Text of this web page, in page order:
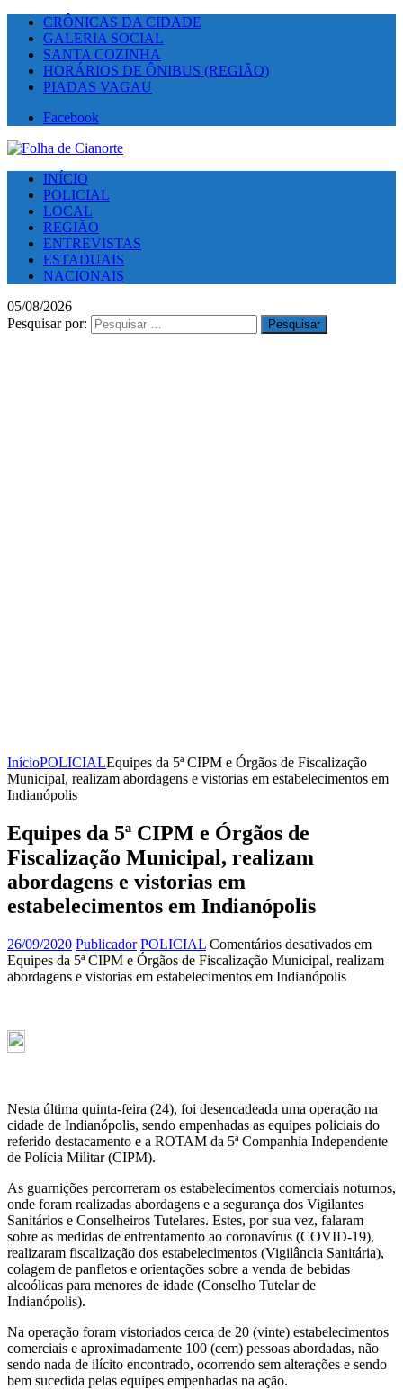
CRÔNICAS DA CIDADE
GALERIA SOCIAL
SANTA COZINHA
HORÁRIOS DE ÔNIBUS (REGIÃO)
PIADAS VAGAU
Facebook
INÍCIO
POLICIAL
LOCAL
REGIÃO
ENTREVISTAS
ESTADUAIS
NACIONAIS
05/08/2026
Pesquisar por:
InícioPOLICIALEquipes da 5ª CIPM e Órgãos de Fiscalização
Municipal, realizam abordagens e vistorias em estabelecimentos em
Indianópolis
Equipes da 5ª CIPM e Órgãos de
Fiscalização Municipal, realizam
abordagens e vistorias em
estabelecimentos em Indianópolis
26/09/2020 Publicador POLICIAL Comentários desativados em
Equipes da 5ª CIPM e Órgãos de Fiscalização Municipal, realizam
abordagens e vistorias em estabelecimentos em Indianópolis
Nesta última quinta-feira (24), foi desencadeada uma operação na
cidade de Indianópolis, sendo empenhadas as equipes policiais do
referido destacamento e a ROTAM da 5ª Companhia Independente
de Polícia Militar (CIPM).
As guarnições percorreram os estabelecimentos comerciais noturnos,
onde foram realizadas abordagens e a segurança dos Vigilantes
Sanitários e Conselheiros Tutelares. Estes, por sua vez, falaram
sobre as medidas de enfrentamento ao coronavírus (COVID-19),
realizaram fiscalização dos estabelecimentos (Vigilância Sanitária),
colagem de panfletos e orientações sobre a venda de bebidas
alcoólicas para menores de idade (Conselho Tutelar de
Indianópolis).
Na operação foram vistoriados cerca de 20 (vinte) estabelecimentos
comerciais e aproximadamente 100 (cem) pessoas abordadas, não
sendo nada de ilícito encontrado, ocorrendo sem alterações e sendo
bem sucedida pelas equipes empenhadas na ação.